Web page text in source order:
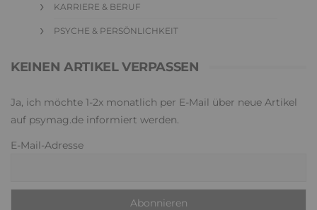
KARRIERE & BERUF
PSYCHE & PERSÖNLICHKEIT
KEINEN ARTIKEL VERPASSEN
Ja, ich möchte 1-2x monatlich per E-Mail über neue Artikel
auf psymag.de informiert werden.
E-Mail-Adresse